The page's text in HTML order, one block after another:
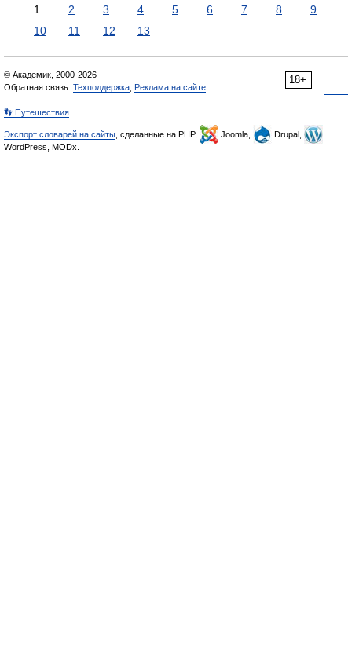
1 2 3 4 5 6 7 8
9
10
11 12 13
18+
© Академик, 2000-2026
Обратная связь: Техподдержка Реклама на сайте
👣 Путешествия
Экспорт словарей на сайты , сделанные на PHP, Joomla,
Drupal,
WordPress, MODx.